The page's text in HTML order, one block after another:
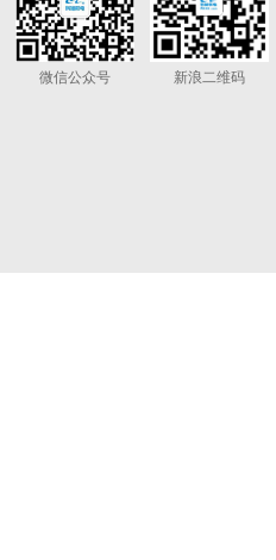
微信公众号 新浪二维码